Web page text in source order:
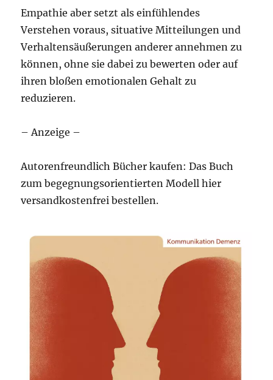
Empathie aber setzt als einfühlendes
Verstehen voraus, situative Mitteilungen und
Verhaltensäußerungen anderer annehmen zu
können, ohne sie dabei zu bewerten oder auf
ihren bloßen emotionalen Gehalt zu
reduzieren.
– Anzeige –
Autorenfreundlich Bücher kaufen: Das Buch
zum begegnungsorientierten Modell hier
versandkostenfrei bestellen.